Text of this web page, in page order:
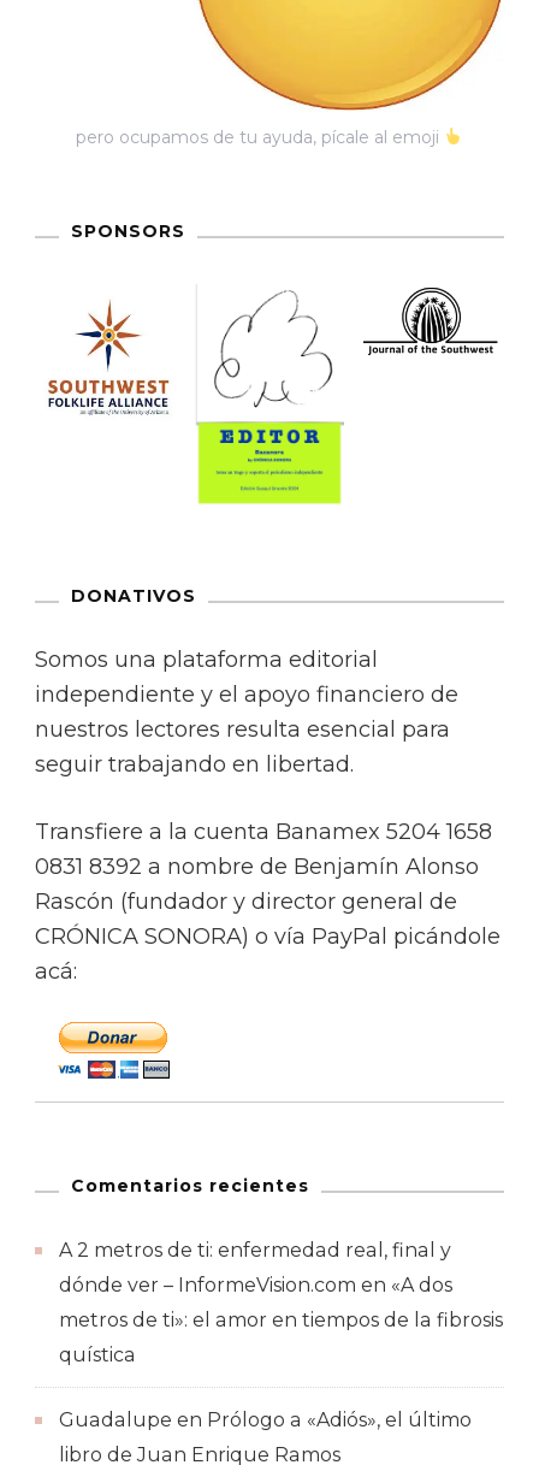
pero ocupamos de tu ayuda, pícale al emoji
SPONSORS
DONATIVOS
Somos una plataforma editorial
independiente y el apoyo financiero de
nuestros lectores resulta esencial para
seguir trabajando en libertad.
Transfiere a la cuenta Banamex 5204 1658
0831 8392 a nombre de Benjamín Alonso
Rascón (fundador y director general de
CRÓNICA SONORA) o vía PayPal picándole
acá:
Comentarios recientes
A 2 metros de ti: enfermedad real, final y
dónde ver – InformeVision.com en «A dos
metros de ti»: el amor en tiempos de la fibrosis
quística
Guadalupe en Prólogo a «Adiós», el último
libro de Juan Enrique Ramos